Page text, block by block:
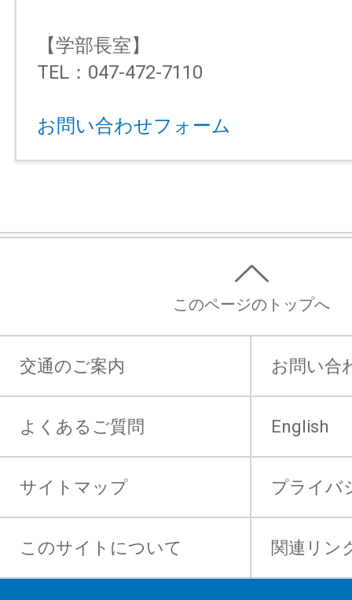
【学部長室】
TEL：047-472-7110
お問い合わせフォーム
このページのトップへ
交通のご案内 お問い合
よくあるご質問 English
サイトマップ プライバ
このサイトについて 関連リン